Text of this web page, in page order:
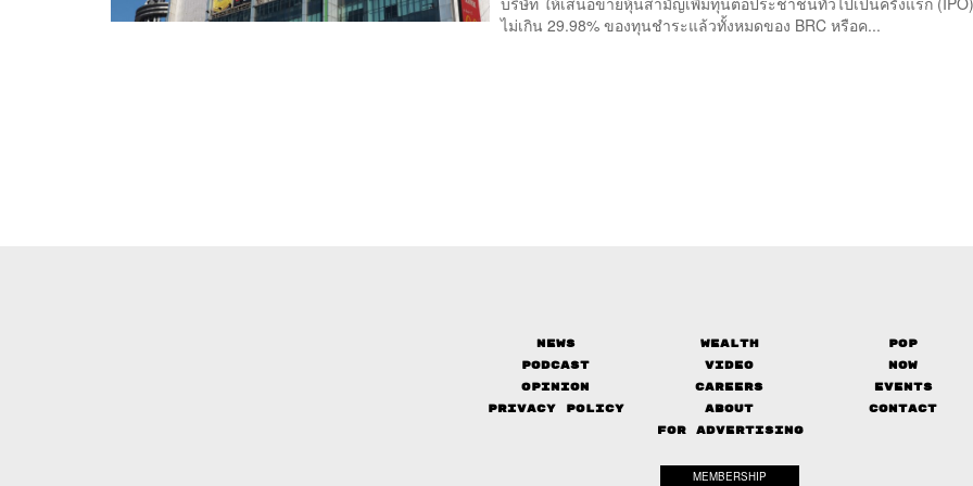
ไม่เกิน 29.98% ของทุนชำระแล้วทั้งหมดของ BRC หรือค...
News Wealth
Pop
Podcast
Video
Now
Opinion
Careers
Events
Privacy Policy
About
Contact
FOR ADVERTISING
MEMBERSHIP